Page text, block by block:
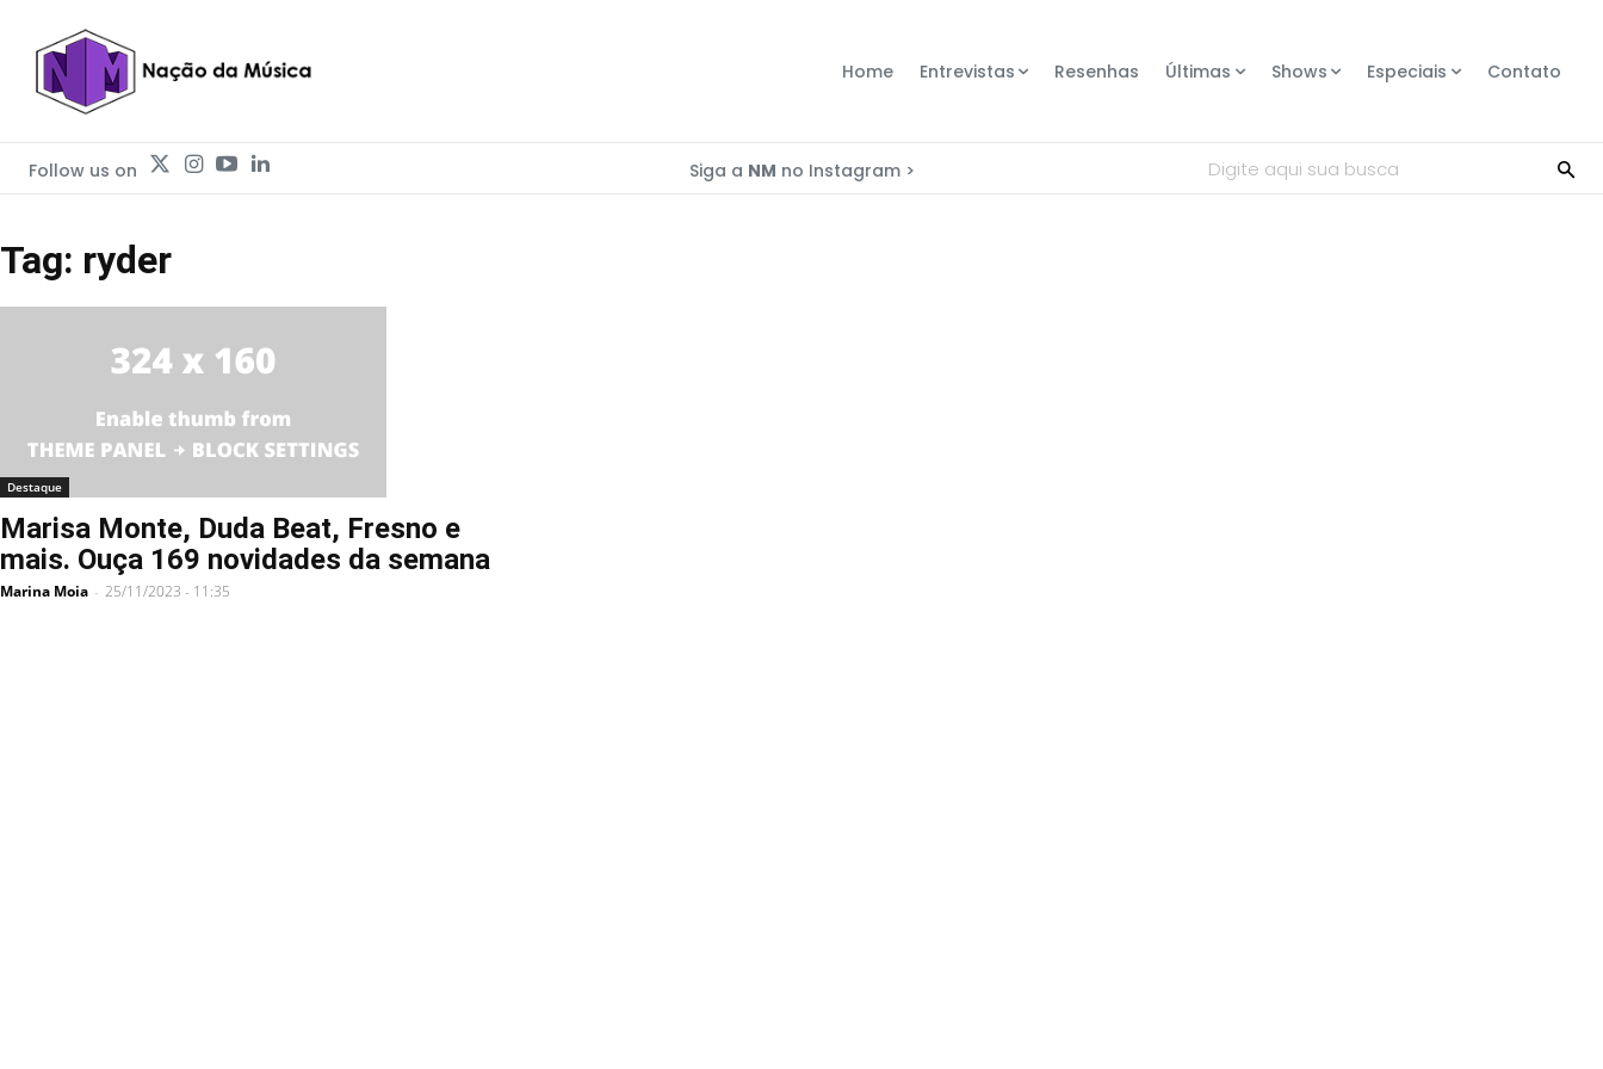
Home Entrevistas Resenhas Últimas Shows Especiais Contato
Follow us on Siga a NM no Instagram > Digite aqui sua busca
Tag: ryder
Destaque
Marisa Monte, Duda Beat, Fresno e
mais. Ouça 169 novidades da semana
Marina Moia - 25/11/2023 - 11:35